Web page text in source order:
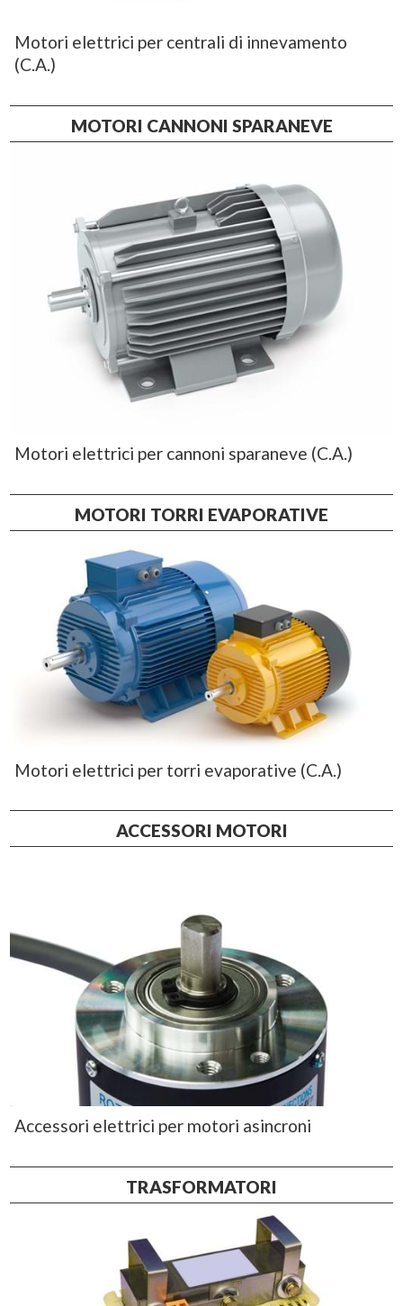
Motori elettrici per centrali di innevamento
(C.A.)
MOTORI CANNONI SPARANEVE
Motori elettrici per cannoni sparaneve (C.A.)
MOTORI TORRI EVAPORATIVE
Motori elettrici per torri evaporative (C.A.)
ACCESSORI MOTORI
Accessori elettrici per motori asincroni
TRASFORMATORI